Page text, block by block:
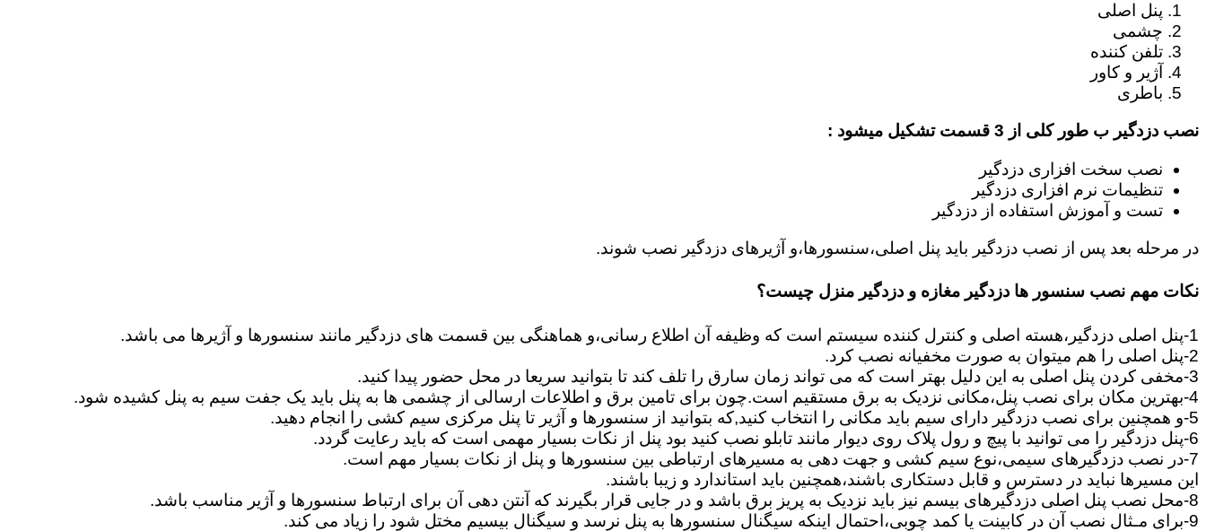
پنل اصلی
چشمی
تلفن کننده
آژیر و کاور
باطری
نصب دزدگیر ب طور کلی از 3 قسمت تشکیل میشود :
نصب سخت افزاری دزدگیر
تنظیمات نرم افزاری دزدگیر
تست و آموزش استفاده از دزدگیر
در مرحله بعد پس از نصب دزدگیر باید پنل اصلی،سنسورها،و آژیرهای دزدگیر نصب شوند.
نکات مهم نصب سنسور ها دزدگیر مغازه و دزدگیر منزل چیست؟
1-پنل اصلی دزدگیر،هسته اصلی و کنترل کننده سیستم است که وظیفه آن اطلاع رسانی،و هماهنگی بین قسمت های دزدگیر مانند سنسورها و آژیرها می باشد.
2-پنل اصلی را هم میتوان به صورت مخفیانه نصب کرد.
3-مخفی کردن پنل اصلی به این دلیل بهتر است که می تواند زمان سارق را تلف کند تا بتوانید سریعا در محل حضور پیدا کنید.
4-بهترین مکان برای نصب پنل،مکانی نزدیک به برق مستقیم است.چون برای تامین برق و اطلاعات ارسالی از چشمی ها به پنل باید یک جفت سیم به پنل کشیده شود.
5-و همچنین برای نصب دزدگیر دارای سیم باید مکانی را انتخاب کنید,که بتوانید از سنسورها و آژیر تا پنل مرکزی سیم کشی را انجام دهید.
6-پنل دزدگیر را می توانید با پیچ و رول پلاک روی دیوار مانند تابلو نصب کنید بود پنل از نکات بسیار مهمی است که باید رعایت گردد.
7-در نصب دزدگیرهای سیمی،نوع سیم کشی و جهت دهی به مسیرهای ارتباطی بین سنسورها و پنل از نکات بسیار مهم است.
این مسیرها نباید در دسترس و قابل دستکاری باشند،همچنین باید استاندارد و زیبا باشند.
8-محل نصب پنل اصلی دزدگیرهای بیسم نیز باید نزدیک به پریز برق باشد و در جایی قرار بگیرند که آنتن دهی آن برای ارتباط سنسورها و آژیر مناسب باشد.
9-برای مـثال نصب آن در کابینت یا کمد چوبی،احتمال اینکه سیگنال سنسورها به پنل نرسد و سیگنال بیسیم مختل شود را زیاد می کند.